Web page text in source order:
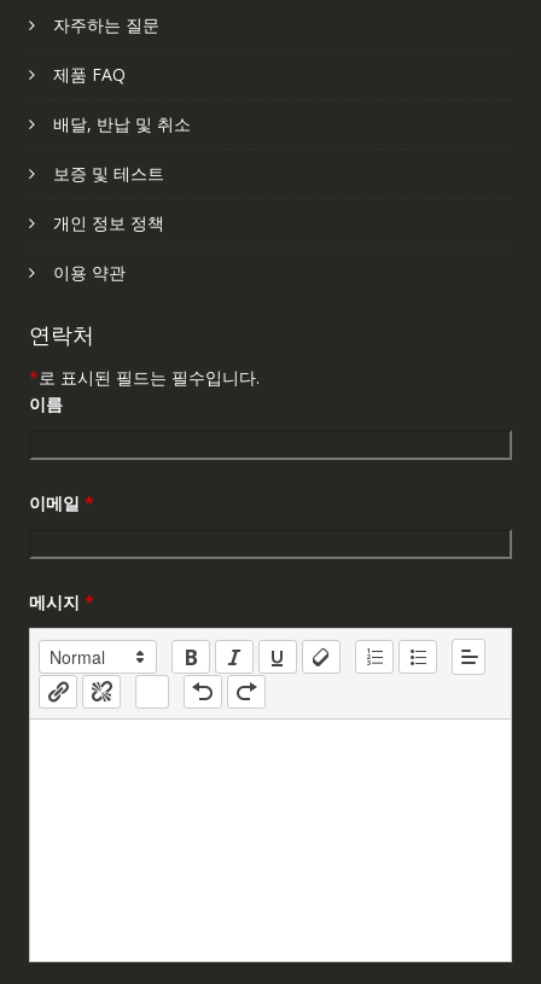
자주하는 질문
제품 FAQ
배달, 반납 및 취소
보증 및 테스트
개인 정보 정책
이용 약관
연락처
*로 표시된 필드는 필수입니다.
이름
이메일 *
메시지 *